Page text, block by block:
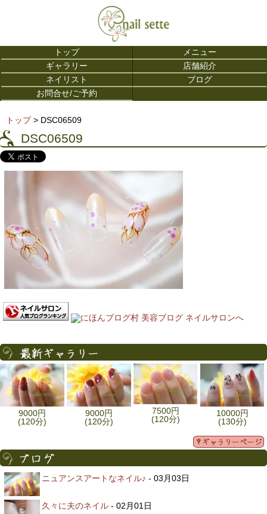
トップ
メニュー
ギャラリー
店舗紹介
ネイリスト
ブログ
お問合せ/ご予約
トップ> DSC06509
DSC06509
9000円
(120分)
9000円
(120分)
7500円
(120分)
10000円
(130分)
ニュアンスアートなネイル♪ - 03月03日
久々に夫のネイル - 02月01日